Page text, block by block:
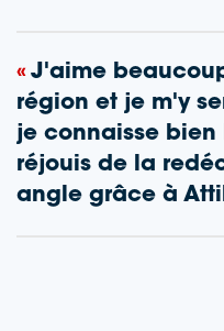
J'aime
région et je m'y
je connaisse bien
réjouis de la
angle grâce à